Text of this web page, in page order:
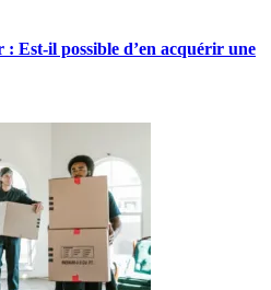
Est-il possible d’en acquérir une